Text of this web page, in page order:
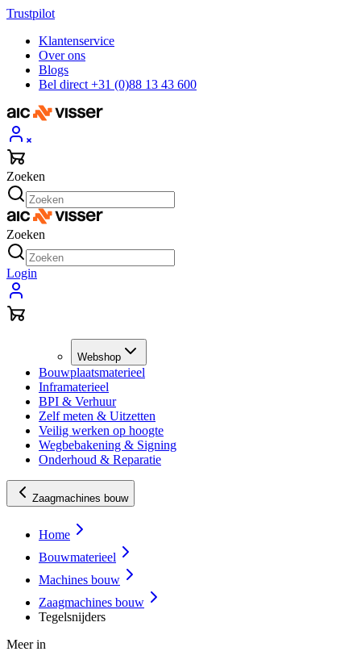
Trustpilot
Klantenservice
Over ons
Blogs
Bel direct +31 (0)88 13 43 600
Zoeken
Zoeken
Login
Webshop
Bouwplaatsmaterieel
Inframaterieel
BPI & Verhuur
Zelf meten & Uitzetten
Veilig werken op hoogte
Wegbebakening & Signing
Onderhoud & Reparatie
Zaagmachines bouw
Home
Bouwmaterieel
Machines bouw
Zaagmachines bouw
Tegelsnijders
Meer in